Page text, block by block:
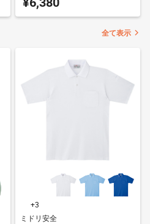
全て表示
+3
ミドリ安全